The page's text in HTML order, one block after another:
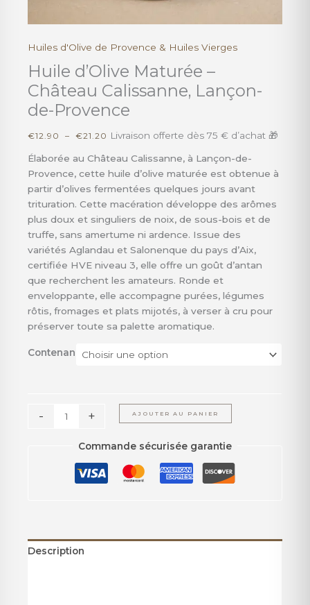
Huiles d'Olive de Provence & Huiles Vierges
Huile d’Olive Maturée –
Château Calissanne, Lançon-
de-Provence
€12.90 – €21.20
Plage
de
prix :
€12.90
à
Livraison offerte dès 75 € d’achat 🎁
Élaborée au Château Calissanne, à Lançon-de-
Provence, cette huile d’olive maturée est obtenue à
partir d’olives fermentées quelques jours avant
trituration. Cette macération développe des arômes
plus doux et singuliers de noix, de sous-bois et de
truffe, sans amertume ni ardence. Issue des
variétés Aglandau et Salonenque du pays d’Aix,
certifiée HVE niveau 3, elle offre un goût d’antan
que recherchent les amateurs. Ronde et
enveloppante, elle accompagne purées, légumes
rôtis, fromages et plats mijotés, à verser à cru pour
préserver toute sa palette aromatique.
Contenance
-
quantité
de
Huile
d'Olive
Maturée
Château
Calissanne,
Lançon-
de-
Provence
+ AJOUTER AU PANIER
Commande sécurisée garantie
Description